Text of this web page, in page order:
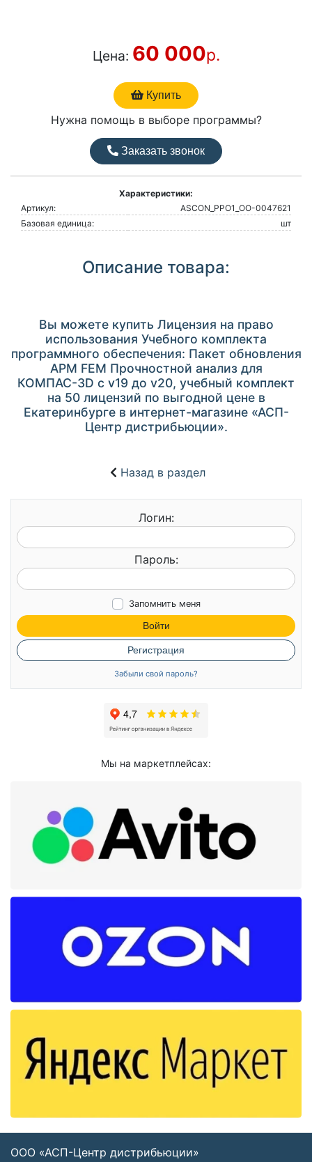
Цена: 60 000р.
Купить
Нужна помощь в выборе программы?
Заказать звонок
Характеристики:
Артикул:
ASCON_PPO1_ОО-0047621
Базовая единица:
шт
Описание товара:
Вы можете купить Лицензия на право
использования Учебного комплекта
программного обеспечения: Пакет обновления
APM FEM Прочностной анализ для
КОМПАС-3D с v19 до v20, учебный комплект
на 50 лицензий по выгодной цене в
Екатеринбурге в интернет-магазине «АСП-
Центр дистрибьюции».
Назад в раздел
Логин:
Пароль:
Запомнить меня
Войти
Регистрация
Забыли свой пароль?
Мы на маркетплейсах:
ООО «АСП-Центр дистрибьюции»